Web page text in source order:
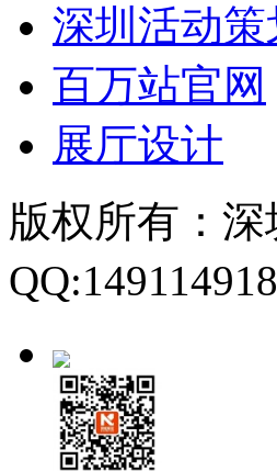
深圳活动策
百万站官网
展厅设计
版权所有：